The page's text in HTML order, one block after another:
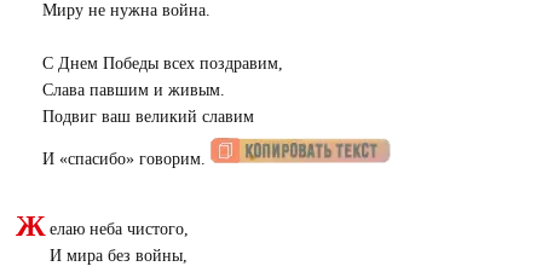
Миру не нужна война.
С Днем Победы всех поздравим,
Слава павшим и живым.
Подвиг ваш великий славим
И «спасибо» говорим.
Ж елаю неба чистого,
И мира без войны,